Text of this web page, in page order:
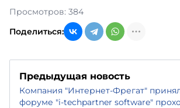
Просмотров: 384
Поделиться:
Предыдущая новость
Компания "Интернет-Фрегат"
форуме "i-techpartner software"